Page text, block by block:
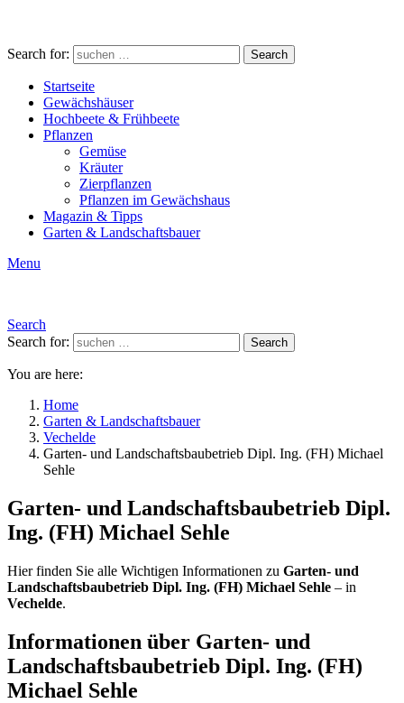
Search for: Search
Startseite
Gewächshäuser
Hochbeete & Frühbeete
Pflanzen
Gemüse
Kräuter
Zierpflanzen
Pflanzen im Gewächshaus
Magazin & Tipps
Garten & Landschaftsbauer
Menu
Search
Search for:
Search
You are here:
Home
Garten & Landschaftsbauer
Vechelde
Garten- und Landschaftsbaubetrieb Dipl. Ing. (FH) Michael
Sehle
Garten- und Landschaftsbaubetrieb Dipl.
Ing. (FH) Michael Sehle
Hier finden Sie alle Wichtigen Informationen zu Garten- und
Landschaftsbaubetrieb Dipl. Ing. (FH) Michael Sehle – in
Vechelde.
Informationen über Garten- und
Landschaftsbaubetrieb Dipl. Ing. (FH)
Michael Sehle